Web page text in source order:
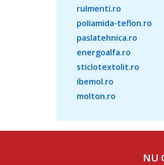
rulmenti.ro
poliamida-teflon.ro
paslatehnica.ro
energoalfa.ro
sticlotextolit.ro
ibemol.ro
molton.ro
NU